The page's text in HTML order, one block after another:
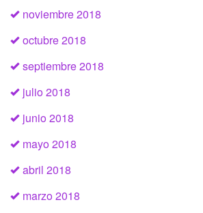
noviembre 2018
octubre 2018
septiembre 2018
julio 2018
junio 2018
mayo 2018
abril 2018
marzo 2018